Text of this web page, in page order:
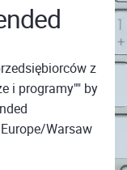
z
i programy"" by
Warsaw